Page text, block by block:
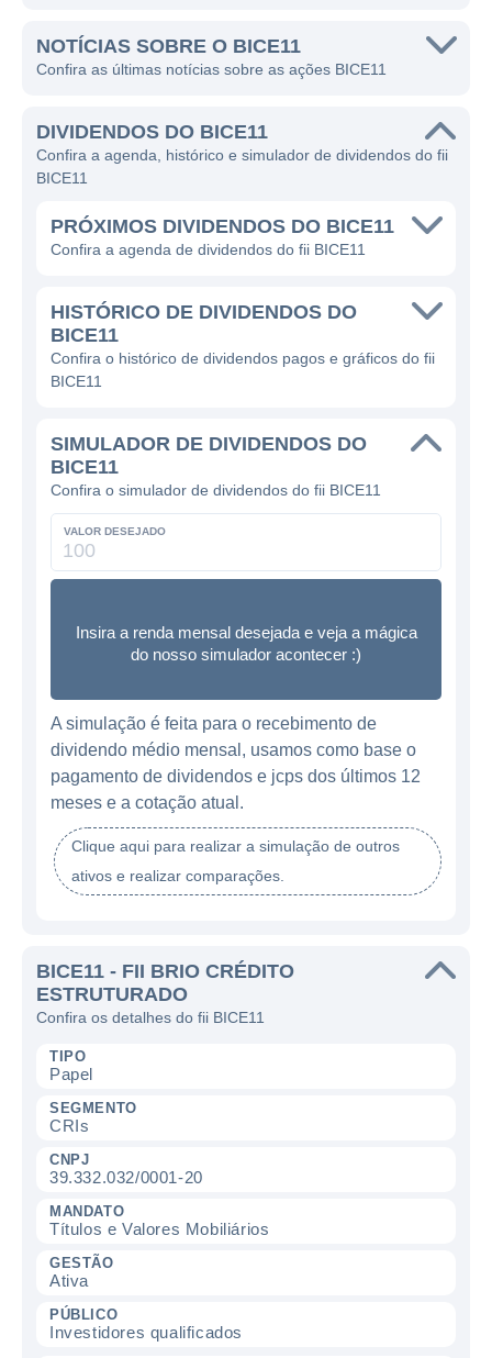
NOTÍCIAS SOBRE O BICE11
Confira as últimas notícias sobre as ações BICE11
DIVIDENDOS DO BICE11
Confira a agenda, histórico e simulador de dividendos do fii
BICE11
PRÓXIMOS DIVIDENDOS DO BICE11
Confira a agenda de dividendos do fii BICE11
HISTÓRICO DE DIVIDENDOS DO
BICE11
Confira o histórico de dividendos pagos e gráficos do fii
BICE11
SIMULADOR DE DIVIDENDOS DO
BICE11
Confira o simulador de dividendos do fii BICE11
VALOR DESEJADO
Insira a renda mensal desejada e veja a mágica
do nosso simulador acontecer :)
A simulação é feita para o recebimento de
dividendo médio mensal, usamos como base o
pagamento de dividendos e jcps dos últimos 12
meses e a cotação atual.
Clique aqui para realizar a simulação de outros
ativos e realizar comparações.
BICE11 - FII BRIO CRÉDITO
ESTRUTURADO
Confira os detalhes do fii BICE11
TIPO
Papel
SEGMENTO
CRIs
CNPJ
39.332.032/0001-20
MANDATO
Títulos e Valores Mobiliários
GESTÃO
Ativa
PÚBLICO
Investidores qualificados